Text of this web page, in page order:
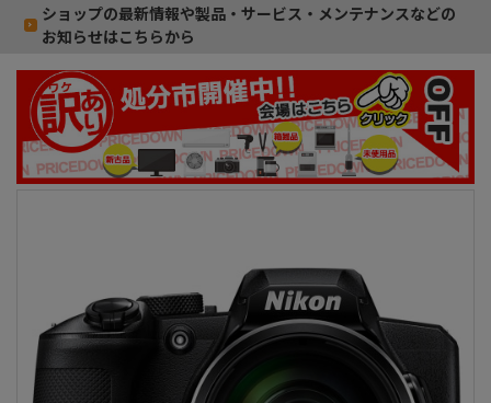
ショップの最新情報や製品・サービス・メンテナンスなどの
お知らせはこちらから